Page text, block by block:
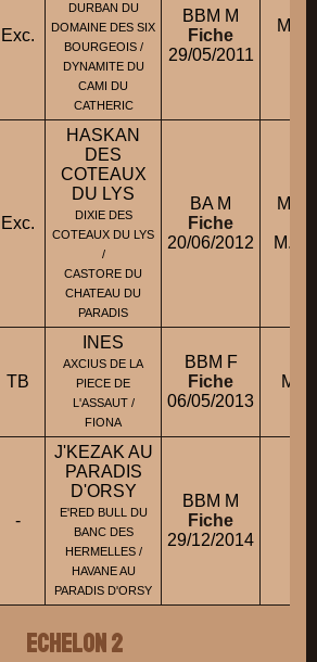
Exc.
DURBAN DU
DOMAINE DES SIX
BOURGEOIS /
DYNAMITE DU
CAMI DU
CATHERIC
BBM M
Fiche
29/05/2011
Exc.
HASKAN
DES
COTEAUX
DU LYS
DIXIE DES
COTEAUX DU LYS
/
CASTORE DU
CHATEAU DU
PARADIS
BA M
Fiche
20/06/2012
M.
TB
INES
AXCIUS DE LA
PIECE DE
L'ASSAUT /
FIONA
BBM F
Fiche
06/05/2013
M.
-
J'KEZAK AU
PARADIS
D'ORSY
E'RED BULL DU
BANC DES
HERMELLES /
HAVANE AU
PARADIS D'ORSY
BBM M
Fiche
29/12/2014
ECHELON 2